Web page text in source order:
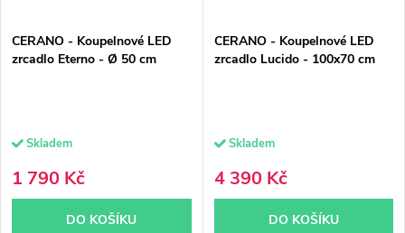
CERANO - Koupelnové LED
zrcadlo Eterno - Ø 50 cm
Skladem
1 790 Kč
DO KOŠÍKU
CERANO - Koupelnové LED
zrcadlo Lucido - 100x70 cm
Skladem
4 390 Kč
DO KOŠÍKU